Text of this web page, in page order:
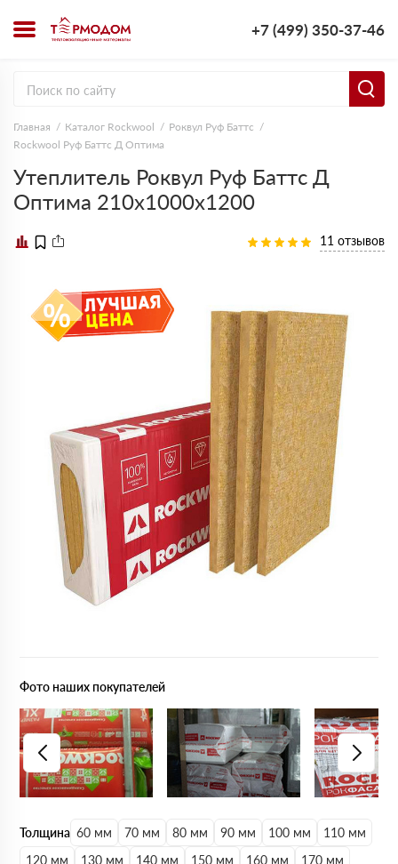
+7 (499) 350-37-46
Главная Каталог Rockwool
Роквул Руф Баттс
Rockwool Руф Баттс Д Оптима
Утеплитель Роквул Руф Баттс Д
Оптима 210х1000х1200
11 отзывов
Толщина 60 мм 70 мм 80 мм 90 мм 100 мм
110 мм
120 мм
130 мм 140 мм 150 мм 160 мм
170 мм
Фото наших покупателей